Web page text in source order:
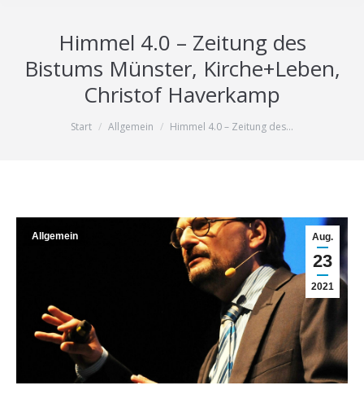
Himmel 4.0 – Zeitung des
Bistums Münster, Kirche+Leben,
Christof Haverkamp
Sie befinden sich hier:
Start Allgemein Himmel 4.0 – Zeitung des…
Aug.
23
2021
Allgemein